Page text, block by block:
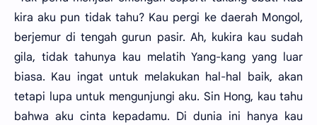
kira aku pun tidak tahu? Kau pergi ke daerah Mongol,
berjemur di tengah gurun pasir. Ah, kukira kau sudah
gila, tidak tahunya kau melatih Yang-kang yang luar
biasa. Kau ingat untuk melakukan hal-hal baik, akan
tetapi lupa untuk mengunjungi aku. Sin Hong, kau tahu
bahwa aku cinta kepadamu. Di dunia ini hanya kau